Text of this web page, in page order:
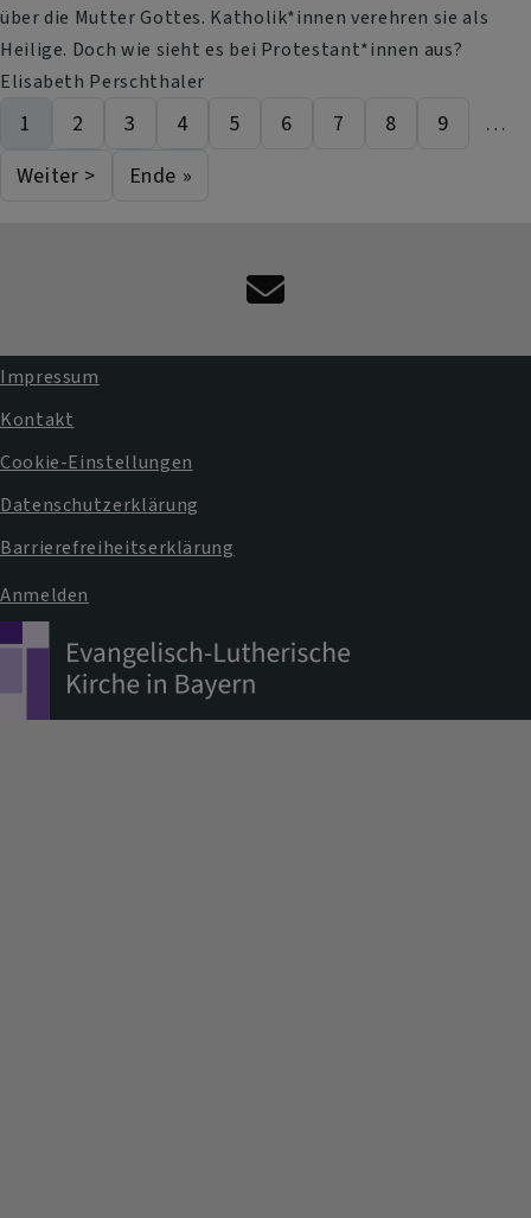
über die Mutter Gottes. Katholik*innen verehren sie als
Heilige. Doch wie sieht es bei Protestant*innen aus?
Elisabeth Perschthaler
Aktuelle Seite
1 Seite
2 Seite
3 Seite
4 Seite
5 Seite
6 Seite
7 Seite
8 Seite
9 …
Nächste Seite
Weiter > Last page
Ende »
Kontaktformular
Fußbereichsmenü
Impressum
Kontakt
Cookie-Einstellungen
Datenschutzerklärung
Barrierefreiheitserklärung
Benutzermenü
Anmelden